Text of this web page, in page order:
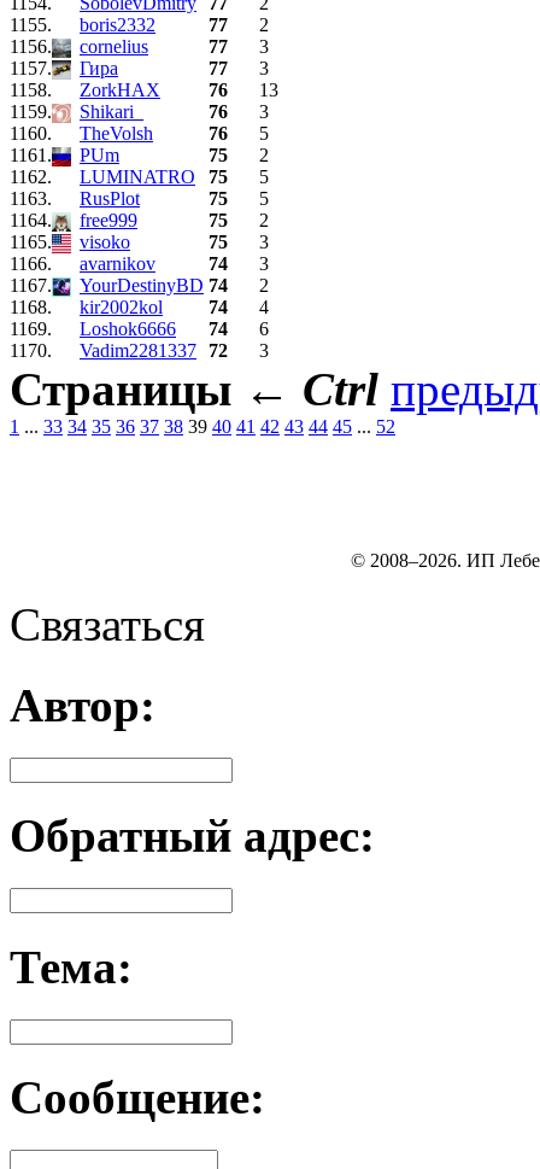
1155.
boris2332 77
2
1156.
cornelius 77
3
1157.
Гира 77
3
1158.
ZorkHAX 76
13
1159.
Shikari_ 76
3
1160.
TheVolsh 76
5
1161.
PUm 75
2
1162.
LUMINATRO 75
5
1163.
RusPlot 75
5
1164.
free999 75
2
1165.
visoko 75
3
1166.
avarnikov 74
3
1167.
YourDestinyBD 74
2
1168.
kir2002kol 74
4
1169.
Loshok6666 74
6
1170.
Vadim2281337 72 3
Страницы ← Ctrl
1 ... 33 34 35 36 37 38 39 40 41 42 43 44 45 ... 52
© 2008–2026. ИП
Связаться
Автор:
Обратный адрес:
Тема:
Сообщение: